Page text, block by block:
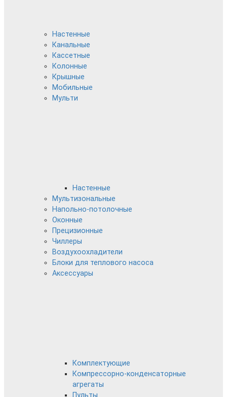
Настенные
Канальные
Кассетные
Колонные
Крышные
Мобильные
Мульти
Настенные
Мультизональные
Напольно-потолочные
Оконные
Прецизионные
Чиллеры
Воздухоохладители
Блоки для теплового насоса
Аксессуары
Комплектующие
Компрессорно-конденсаторные
агрегаты
Пульты